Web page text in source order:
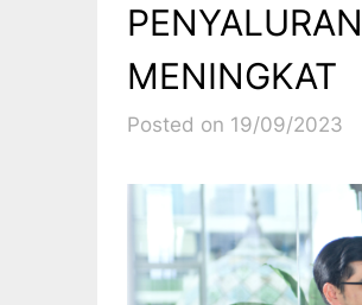
MENINGKAT
Posted on 19/09/2023